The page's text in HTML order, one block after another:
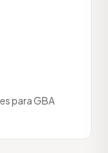
para GBA